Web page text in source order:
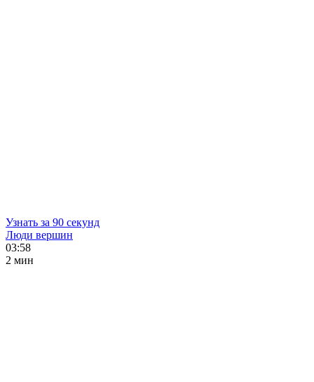
Узнать за 90 секунд
Люди вершин
03:58
2 мин